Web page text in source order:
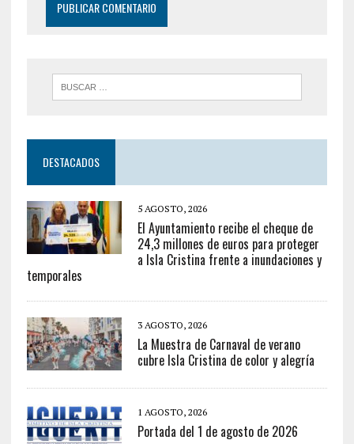
DESTACADOS
5 AGOSTO, 2026
El Ayuntamiento recibe el cheque de
24,3 millones de euros para proteger
a Isla Cristina frente a inundaciones y
temporales
3 AGOSTO, 2026
La Muestra de Carnaval de verano
cubre Isla Cristina de color y alegría
1 AGOSTO, 2026
Portada del 1 de agosto de 2026